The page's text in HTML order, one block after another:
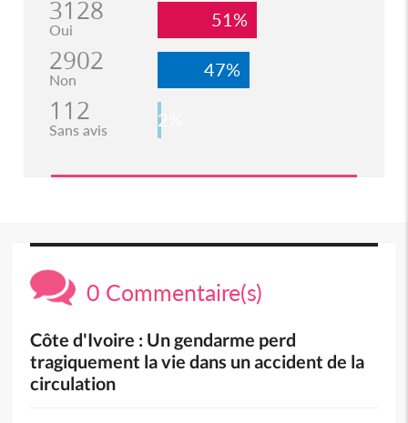
3128
Oui 51%
2902
Non 47%
112
Sans avis 2%
0 Commentaire(s)
Côte d'Ivoire : Un gendarme perd
tragiquement la vie dans un accident de la
circulation